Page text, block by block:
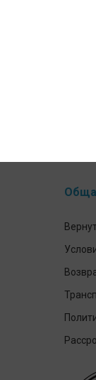
Быстрая
среда для